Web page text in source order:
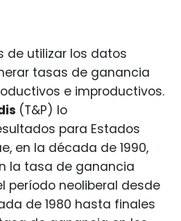
de utilizar los datos
tasas de ganancia
e improductivos.
(T&P) lo
para Estados
en la década de 1990,
la tasa de ganancia
período neoliberal desde
de 1980 hasta finales